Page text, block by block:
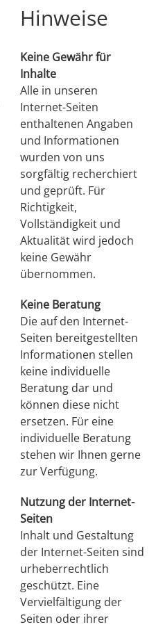
Hinweise
Keine Gewähr für
Inhalte
Alle in unseren
Internet-Seiten
enthaltenen Angaben
und Informationen
wurden von uns
sorgfältig recherchiert
und geprüft. Für
Richtigkeit,
Vollständigkeit und
Aktualität wird jedoch
keine Gewähr
übernommen.
Keine Beratung
Die auf den Internet-
Seiten bereitgestellten
Informationen stellen
keine individuelle
Beratung dar und
können diese nicht
ersetzen. Für eine
individuelle Beratung
stehen wir Ihnen gerne
zur Verfügung.
Nutzung der Internet-
Seiten
Inhalt und Gestaltung
der Internet-Seiten sind
urheberrechtlich
geschützt. Eine
Vervielfältigung der
Seiten oder ihrer